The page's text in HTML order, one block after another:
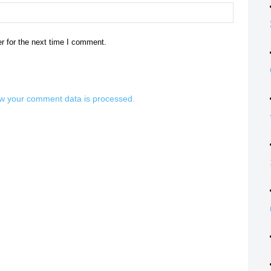
for the next time I comment.
your comment data is processed.